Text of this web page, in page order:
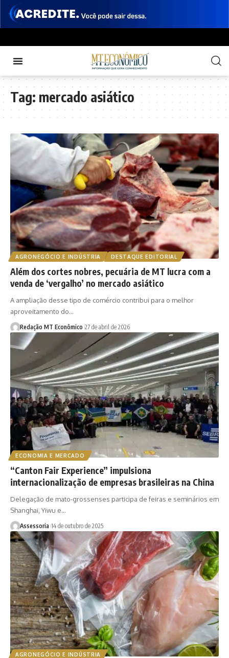
Tag: mercado asiático
AGRONEGÓCIO E INDÚSTRIA DESTAQUE EDITORIAL
Além dos cortes nobres, pecuária de MT lucra com a
venda de ‘vergalho’ no mercado asiático
A ampliação desse tipo de comércio contribui para o melhor
aproveitamento do…
Redação MT Econômico 27 de abril de 2026
ECONOMIA E MERCADO
“Canton Fair Experience” impulsiona
internacionalização de empresas brasileiras na China
Delegação de mato-grossenses participa de feiras e seminários em
Shanghai, Yiwu e…
Assessoria 14 de outubro de 2025
AGRONEGÓCIO E INDÚSTRIA